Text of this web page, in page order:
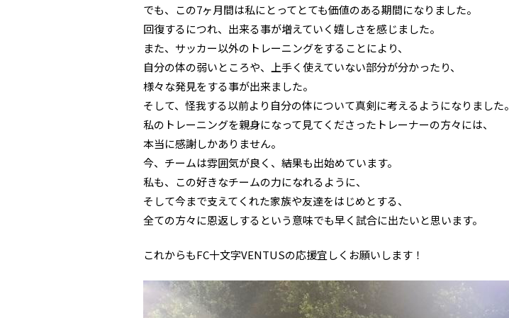
でも、この7ヶ月間は私にとってとても価値のある期間になりました。
回復するにつれ、出来る事が増えていく嬉しさを感じました。
また、サッカー以外のトレーニングをすることにより、
自分の体の弱いところや、上手く使えていない部分が分かったり、
様々な発見をする事が出来ました。
そして、怪我する以前より自分の体について真剣に考えるようになりました。
私のトレーニングを親身になって見てくださったトレーナーの方々には、
本当に感謝しかありません。
今、チームは雰囲気が良く、結果も出始めています。
私も、この好きなチームの力になれるように、
そして今まで支えてくれた家族や友達をはじめとする、
全ての方々に恩返しするという意味でも早く試合に出たいと思います。
これからもFC十文字VENTUSの応援宜しくお願いします！